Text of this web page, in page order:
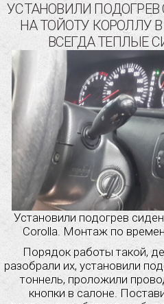
УСТАНОВИЛИ
НА ТОЙОТУ КОРОЛЛУ В
ВСЕГДА ТЕПЛЫЕ
Установили подогрев
Corolla. Монтаж по
Порядок работы такой,
разобрали их, установили
тоннель, проложили
кнопки в салоне.